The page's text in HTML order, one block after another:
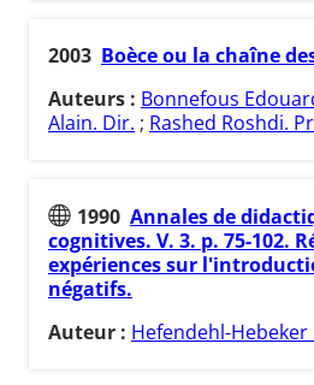
2003 Boèce ou la chaîne
Auteurs : Bonnefous
Alain. Dir. ; Rashed Roshdi.
1990 Annales de
cognitives. V. 3. p. 75-102.
expériences sur
négatifs.
Auteur : Hefendehl-Hebeker